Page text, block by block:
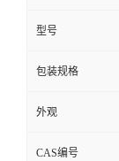
型号
包装规格
外观
CAS编号